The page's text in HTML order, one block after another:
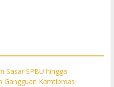
Sasar SPBU hingga
Gangguan Kamtibmas